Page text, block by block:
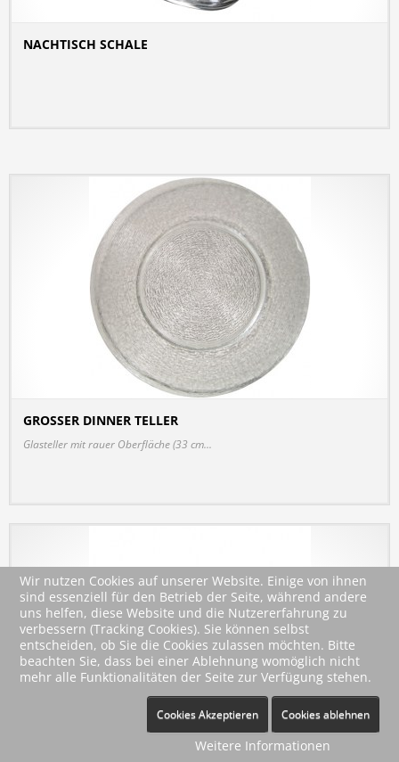
NACHTISCH SCHALE
GROSSER DINNER TELLER
Glasteller mit rauer Oberfläche (33 cm...
Wir nutzen Cookies auf unserer Website. Einige von ihnen
sind essenziell für den Betrieb der Seite, während andere
uns helfen, diese Website und die Nutzererfahrung zu
verbessern (Tracking Cookies). Sie können selbst
entscheiden, ob Sie die Cookies zulassen möchten. Bitte
beachten Sie, dass bei einer Ablehnung womöglich nicht
mehr alle Funktionalitäten der Seite zur Verfügung stehen.
Cookies Akzeptieren Cookies ablehnen
Weitere Informationen